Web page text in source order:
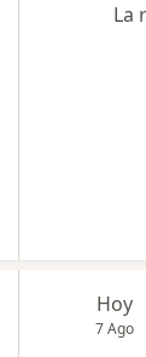
La
Hoy
7 Ago